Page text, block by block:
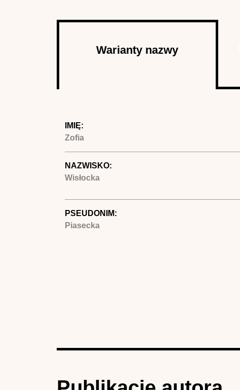
AutorWarianty nazwy
IMIĘ:
Zofia
NAZWISKO:
Wisłocka
PSEUDONIM:
Piasecka